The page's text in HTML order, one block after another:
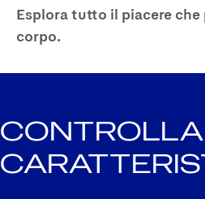
Esplora tutto il piacere
corpo.